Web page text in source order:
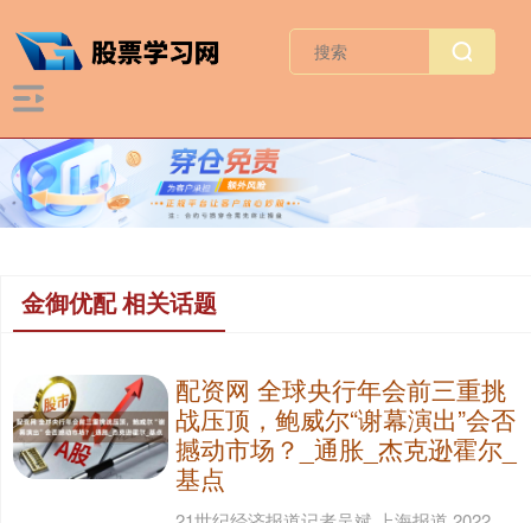
金御优配 相关话题
配资网 全球央行年会前三重挑
战压顶，鲍威尔“谢幕演出”会否
撼动市场？_通胀_杰克逊霍尔_
基点